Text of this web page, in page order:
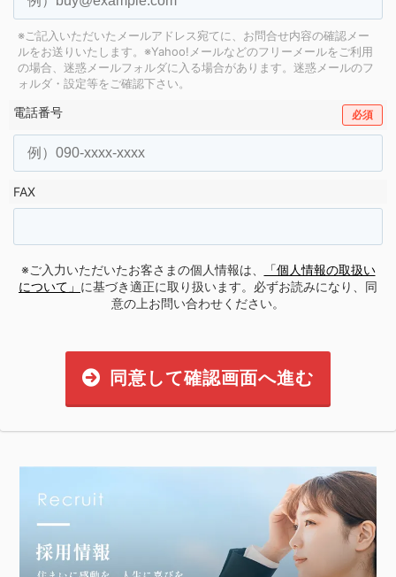
※ご記入いただいたメールアドレス宛てに、お問合せ内容の確認メー
ルをお送りいたします。 ※Yahoo!メールなどのフリーメールをご利用
の場合、迷惑メールフォルダに入る場合があります。 迷惑メールのフ
ォルダ・設定等をご確認下さい。
電話番号 必須
FAX
※ご入力いただいたお客さまの個人情報は、
「個人情報の取扱い
について」 に基づき適正に取り扱います。必ずお読みになり、同
意の上お問い合わせください。
同意して確認画面へ進む